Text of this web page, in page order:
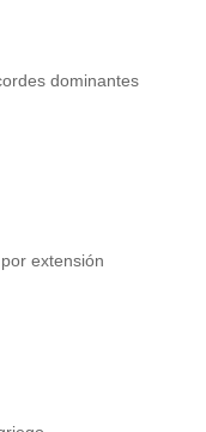
dominantes
extensión